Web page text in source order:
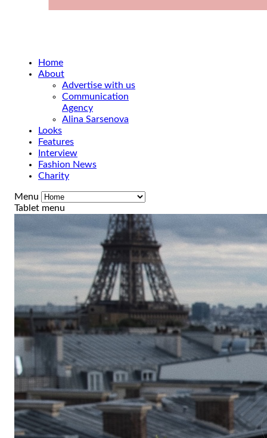
Home
About
Advertise with us
Communication
Agency
Alina Sarsenova
Looks
Features
Interview
Fashion News
Charity
Menu
Tablet menu